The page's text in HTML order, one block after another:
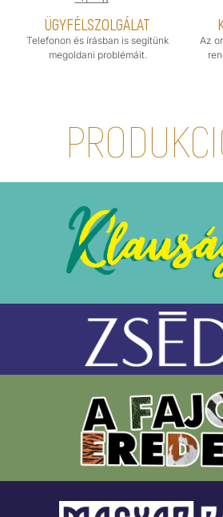
ÜGYFÉLSZOLGÁLAT
Telefonon és írásban is segítünk
megoldani problémáit.
Az